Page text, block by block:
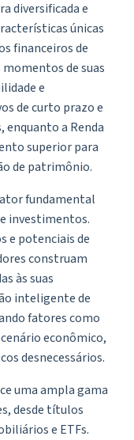
diversificada e
únicas
financeiros de
de suas
e
de curto prazo e
enquanto a Renda
superior para
de patrimônio.
fundamental
investimentos.
e potenciais de
construam
às suas
inteligente de
fatores como
econômico,
desnecessários.
uma ampla gama
desde títulos
e ETFs.